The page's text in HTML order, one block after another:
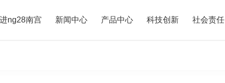
ng28南宫 新闻中心 产品中心 科技创新 社会责任